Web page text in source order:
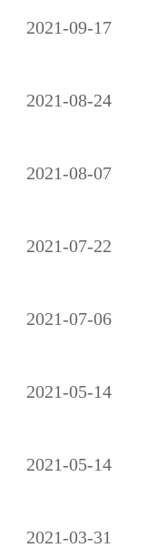
2021-09-17
2021-08-24
2021-08-07
2021-07-22
2021-07-06
2021-05-14
2021-05-14
2021-03-31